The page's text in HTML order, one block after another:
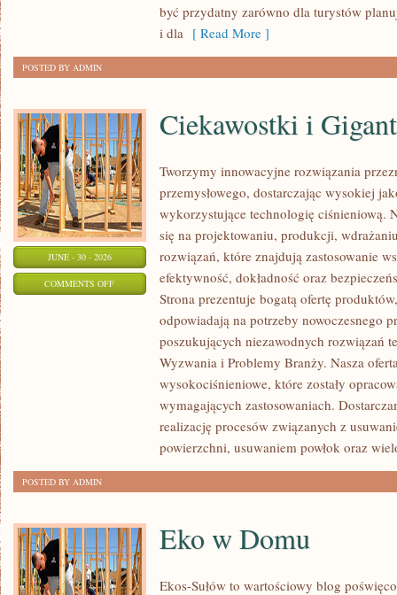
być przydatny zarówno dla turystów
i dla [ Read More ]
POSTED BY ADMIN
JUNE - 30 - 2026
COMMENTS OFFON
CIEKAWOSTKI
Ciekawostki i
Tworzymy innowacyjne rozwiązania
przemysłowego, dostarczając wysokiej
wykorzystujące technologię ciśnieniową.
się na projektowaniu, produkcji,
rozwiązań, które znajdują zastosowanie
efektywność, dokładność oraz
Strona prezentuje bogatą ofertę
odpowiadają na potrzeby nowoczesnego
poszukujących niezawodnych rozwiązań
Wyzwania i Problemy Branży. Nasza
wysokociśnieniowe, które zostały
wymagających zastosowaniach.
realizację procesów związanych z
powierzchni, usuwaniem powłok oraz
POSTED BY ADMIN
Eko w Domu
Ekos-Sułów to wartościowy blog